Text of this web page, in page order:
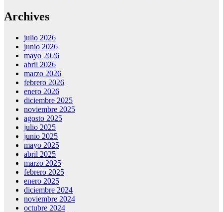
Archives
julio 2026
junio 2026
mayo 2026
abril 2026
marzo 2026
febrero 2026
enero 2026
diciembre 2025
noviembre 2025
agosto 2025
julio 2025
junio 2025
mayo 2025
abril 2025
marzo 2025
febrero 2025
enero 2025
diciembre 2024
noviembre 2024
octubre 2024